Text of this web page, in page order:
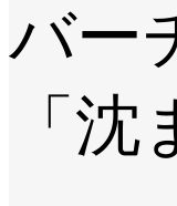
バー
「沈